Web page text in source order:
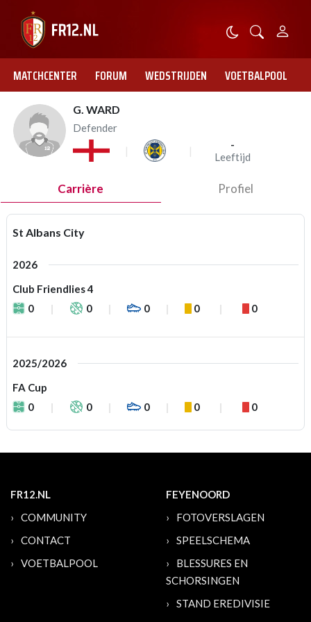
MATCHCENTER FORUM WEDSTRIJDEN VOETBALPOOL
G. WARD
Defender
-
Leeftijd
Carrière Profiel
St Albans City
2026
Club Friendlies 4
0
0 0 0 0
2025/2026
FA Cup
0
0 0 0 0
FR12.NL
COMMUNITY
CONTACT
VOETBALPOOL
FEYENOORD
FOTOVERSLAGEN
SPEELSCHEMA
BLESSURES EN
SCHORSINGEN
STAND EREDIVISIE